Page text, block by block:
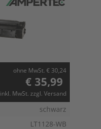
ohne MwSt. € 30,24
€ 35,99
inkl. MwSt. zzgl. Versand
schwarz
LT1128-WB